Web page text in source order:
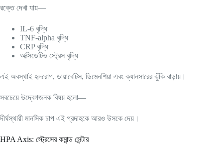
রক্তে দেখা যায়—
IL-6 বৃদ্ধি
TNF-alpha বৃদ্ধি
CRP বৃদ্ধি
অক্সিডেটিভ স্ট্রেস বৃদ্ধি
এই অবস্থাই হৃদরোগ, ডায়াবেটিস, ডিমেনশিয়া এবং ক্যানসারের ঝুঁকি বাড়ায়।
সবচেয়ে উদ্বেগজনক বিষয় হলো—
দীর্ঘস্থায়ী মানসিক চাপ এই প্রদাহকে আরও উসকে দেয়।
HPA Axis: স্ট্রেসের কমান্ড সেন্টার